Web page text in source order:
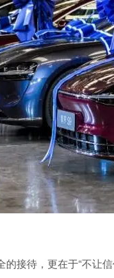
接待，更在于“不让